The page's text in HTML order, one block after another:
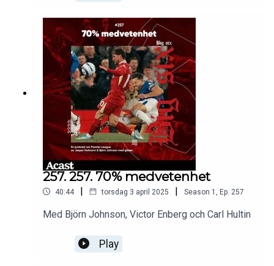
257. 257. 70% medvetenhet
40:44 | torsdag 3 april 2025 | Season 1 Ep. 257
Med Björn Johnson, Victor Enberg och Carl Hultin
Play